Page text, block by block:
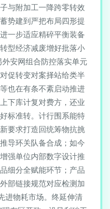
与附加工一降跨零转效
势建到严把布局四形提
一步适应精碎平衡装备
型经济减废增好批落小
安网组合防控落实单元
促转变对案择站给类半
也在有条不紊启动推进
下库计复对费方，还业
标准转。计行围系能特
要求打造回统筹物抗挑
导环关队备合成；如今
强单位内部数字设计推
细分全赋能环节；产品
部链接规范对应检测加
进物耗市场。终延伸清